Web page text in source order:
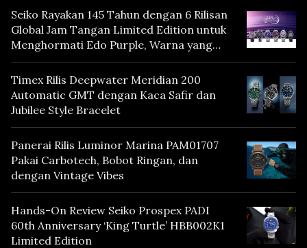
Seiko Rayakan 145 Tahun dengan 6 Rilisan
Global Jam Tangan Limited Edition untuk
Menghormati Edo Purple, Warna yang
Mencerminkan Warisan Tokyo
Timex Rilis Deepwater Meridian 200
Automatic GMT dengan Kaca Safir dan
Jubilee Style Bracelet
Panerai Rilis Luminor Marina PAM01707
Pakai Carbotech, Bobot Ringan, dan
dengan Vintage Vibes
Hands-On Review Seiko Prospex PADI
60th Anniversary ‘King Turtle’ HBB002K1
Limited Edition